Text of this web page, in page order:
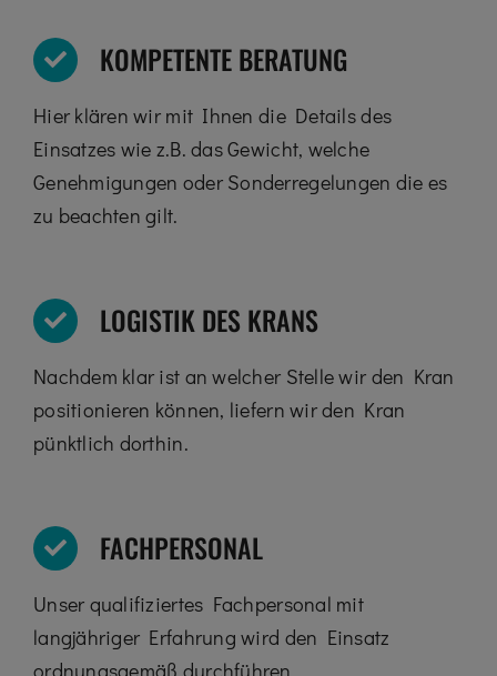
KOMPETENTE BERATUNG
Hier klären wir mit Ihnen die Details des
Einsatzes wie z.B. das Gewicht, welche
Genehmigungen oder Sonderregelungen die es
zu beachten gilt.
LOGISTIK DES KRANS
Nachdem klar ist an welcher Stelle wir den Kran
positionieren können, liefern wir den Kran
pünktlich dorthin.
FACHPERSONAL
Unser qualifiziertes Fachpersonal mit
langjähriger Erfahrung wird den Einsatz